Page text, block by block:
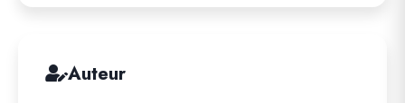
Auteur